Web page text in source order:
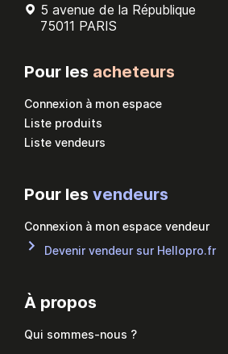
5 avenue de la République
75011 PARIS
Pour les acheteurs
Connexion à mon espace
Liste produits
Liste vendeurs
Pour les vendeurs
Connexion à mon espace vendeur
Devenir vendeur sur Hellopro.fr
À propos
Qui sommes-nous ?